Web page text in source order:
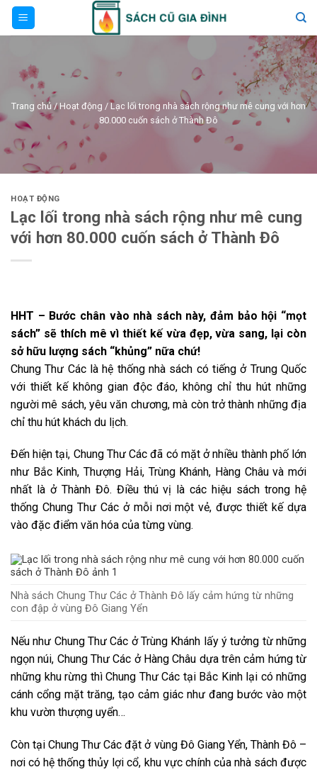
Skip
Trang chủ /Hoạt động / Lạc lối trong nhà sách rộng như mê cung với hơn
80.000 cuốn sách ở Thành Đô
HOẠT ĐỘNG
Lạc lối trong nhà sách rộng như mê cung
với hơn 80.000 cuốn sách ở Thành Đô
HHT – Bước chân vào nhà sách này, đảm bảo hội “mọt
sách” sẽ thích mê vì thiết kế vừa đẹp, vừa sang, lại còn
sở hữu lượng sách “khủng” nữa chứ!
Chung Thư Các là hệ thống nhà sách có tiếng ở Trung Quốc
với thiết kế không gian độc đáo, không chỉ thu hút những
người mê sách, yêu văn chương, mà còn trở thành những địa
chỉ thu hút khách du lịch.
Đến hiện tại, Chung Thư Các đã có mặt ở nhiều thành phố lớn
như Bắc Kinh, Thượng Hải, Trùng Khánh, Hàng Châu và mới
nhất là ở Thành Đô. Điều thú vị là các hiệu sách trong hệ
thống Chung Thư Các ở mỗi nơi một vẻ, được thiết kế dựa
vào đặc điểm văn hóa của từng vùng.
Nhà sách Chung Thư Các ở Thành Đô lấy cảm hứng từ những
con đập ở vùng Đô Giang Yển
Nếu như Chung Thư Các ở Trùng Khánh lấy ý tưởng từ những
ngọn núi, Chung Thư Các ở Hàng Châu dựa trên cảm hứng từ
những khu rừng thì Chung Thư Các tại Bắc Kinh lại có những
cánh cổng mặt trăng, tạo cảm giác như đang bước vào một
khu vườn thượng uyển…
Còn tại Chung Thư Các đặt ở vùng Đô Giang Yển, Thành Đô –
nơi có hệ thống thủy lợi cổ, khu vực chính của nhà sách được